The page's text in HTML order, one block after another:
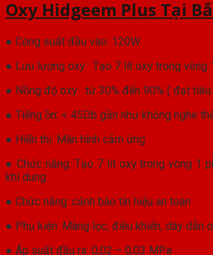
Oxy Hidgeem Plus Tại
● Công suất đầu vào: 120W
● Lưu lượng oxy: Tạo 7 lít oxy trong vòng
● Nồng độ oxy: từ 30% đến 90% ( đạt tiêu
● Tiếng ồn: < 45Db gần như không nghe
● Hiển thị: Màn hình cảm ứng
● Chức năng: Tạo 7 lít oxy trong vòng 1
khí dung
● Chức năng: cảnh báo tín hiệu an toàn
● Phụ kiện: Màng lọc, điều khiển, dây dẫn
● Áp suất đầu ra: 0,02 – 0,03 MPa